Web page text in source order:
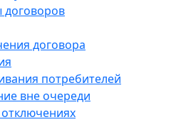
договора
потребителей
вне очереди